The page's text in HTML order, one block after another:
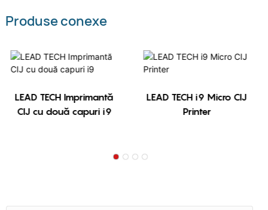
Produse conexe
LEAD TECH Imprimantă
CIJ cu două capuri i9
LEAD TECH i9 Micro CIJ
Printer